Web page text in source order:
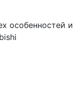
особенностей и